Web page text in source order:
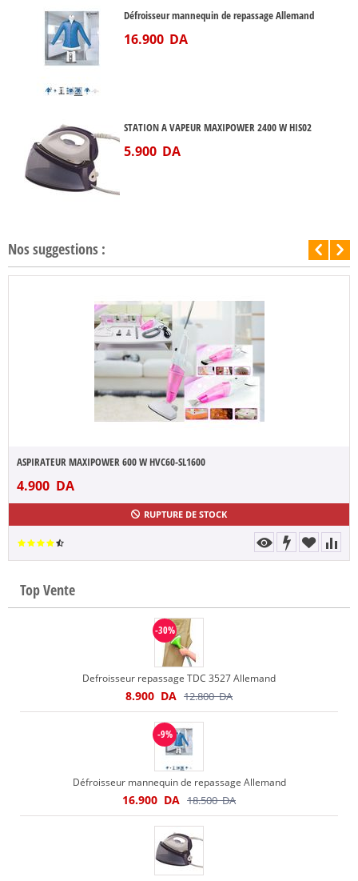
Défroisseur mannequin de repassage Allemand
16.900 DA
STATION A VAPEUR MAXIPOWER 2400 W HIS02
5.900 DA
Nos suggestions :
ASPIRATEUR MAXIPOWER 600 W HVC60-SL1600
4.900 DA
RUPTURE DE STOCK
Top Vente
-30%
Defroisseur repassage TDC 3527 Allemand
8.900 DA 12.800DA
-9%
Défroisseur mannequin de repassage Allemand
16.900 DA 18.500DA